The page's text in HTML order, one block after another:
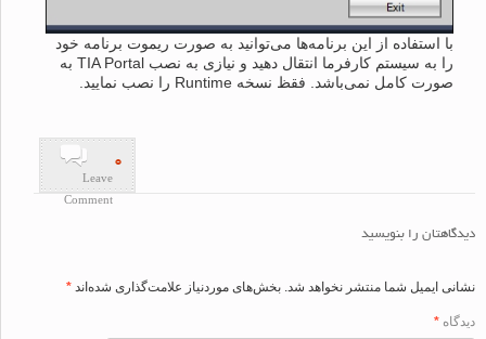
با استفاده از این برنامه‌ها می‌توانید به صورت ریموت برنامه خود
را به سیستم کارفرما انتقال دهید و نیازی به نصب TIA Portal به
صورت کامل نمی‌باشد. فقظ نسخه Runtime را نصب نمایید.
Leave
Comment
را بنویسید
ایمیل شما منتشر نخواهد شد. بخش‌های موردنیاز علامت‌گذاری شده‌اند*
*